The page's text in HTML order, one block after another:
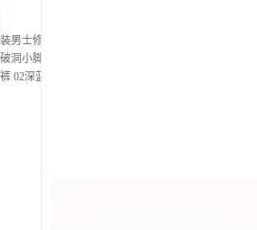
男士修身
洞小脚裤
02深蓝色